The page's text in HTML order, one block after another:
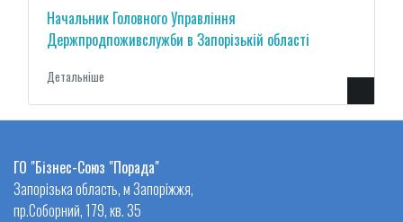
Начальник Головного Управління
Держпродпоживслужби в Запорізькій області
Детальнiше
ГО "Бізнес-Союз "Порада"
Запорізька область, м Запоріжжя,
пр.Соборний, 179, кв. 35